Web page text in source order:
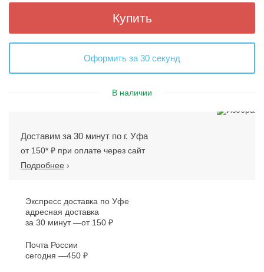
Купить
Оформить за 30 секунд
В наличии
Доставим за 30 минут по г. Уфа
от 150* ₽ при оплате через сайт
Подробнее ›
Экспресс доставка по Уфе
адресная доставка
за 30 минут
от 150 ₽
Почта России
сегодня
450 ₽